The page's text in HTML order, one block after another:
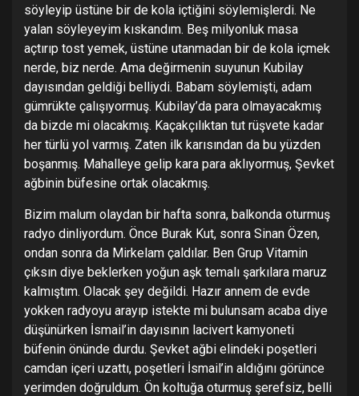
söyleyip üstüne bir de kola içtiğini söylemişlerdi. Ne
yalan söyleyeyim kıskandım. Beş milyonluk masa
açtırıp tost yemek, üstüne utanmadan bir de kola içmek
nerde, biz nerde. Ama değirmenin suyunun Kubilay
dayısından geldiği belliydi. Babam söylemişti, adam
gümrükte çalışıyormuş. Kubilay’da para olmayacakmış
da bizde mi olacakmış. Kaçakçılıktan tut rüşvete kadar
her türlü yol varmış. Zaten ilk karısından da bu yüzden
boşanmış. Mahalleye gelip kara para aklıyormuş, Şevket
ağbinin büfesine ortak olacakmış.
Bizim malum olaydan bir hafta sonra, balkonda oturmuş
radyo dinliyordum. Önce Burak Kut, sonra Sinan Özen,
ondan sonra da Mirkelam çaldılar. Ben Grup Vitamin
çıksın diye beklerken yoğun aşk temalı şarkılara maruz
kalmıştım. Olacak şey değildi. Hazır annem de evde
yokken radyoyu arayıp istekte mi bulunsam acaba diye
düşünürken İsmail’in dayısının lacivert kamyoneti
büfenin önünde durdu. Şevket ağbi elindeki poşetleri
camdan içeri uzattı, poşetleri İsmail’in aldığını görünce
yerimden doğruldum. Ön koltuğa oturmuş şerefsiz, belli